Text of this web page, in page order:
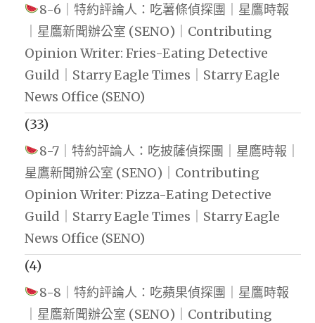
8-6｜特約評論人：吃薯條偵探團｜星鷹時報
｜星鷹新聞辦公室 (SENO)｜Contributing
Opinion Writer: Fries-Eating Detective
Guild｜Starry Eagle Times｜Starry Eagle
News Office (SENO)
(33)
8-7｜特約評論人：吃披薩偵探團｜星鷹時報｜
星鷹新聞辦公室 (SENO)｜Contributing
Opinion Writer: Pizza-Eating Detective
Guild｜Starry Eagle Times｜Starry Eagle
News Office (SENO)
(4)
8-8｜特約評論人：吃蘋果偵探團｜星鷹時報
｜星鷹新聞辦公室 (SENO)｜Contributing